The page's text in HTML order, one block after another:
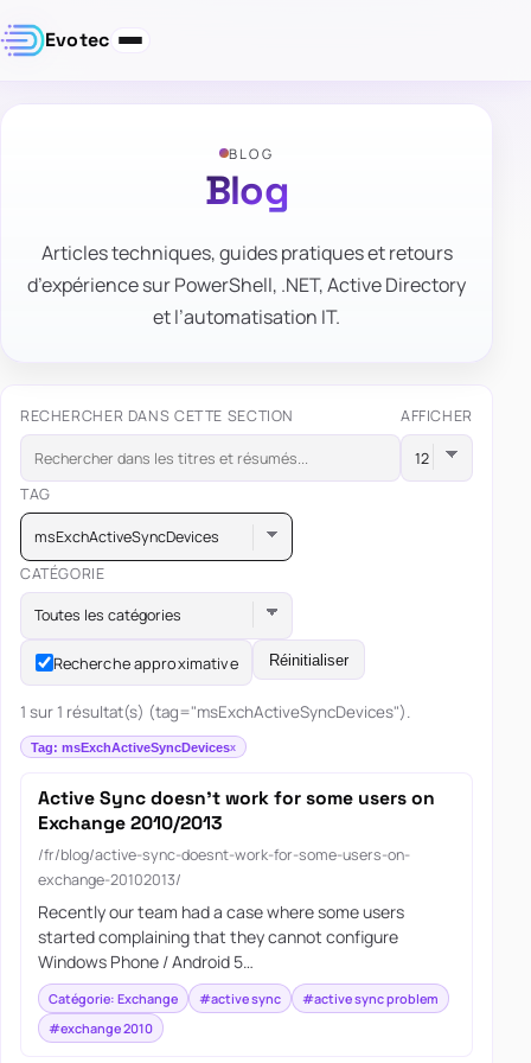
Evotec
BLOG
Blog
Articles techniques, guides pratiques et retours
d’expérience sur PowerShell, .NET, Active Directory
et l’automatisation IT.
RECHERCHER DANS CETTE SECTION AFFICHER
TAG
msExchActiveSyncDevices
CATÉGORIE
Toutes les catégories
Recherche approximative Réinitialiser
1 sur 1 résultat(s) (tag="msExchActiveSyncDevices").
Tag: msExchActiveSyncDevices
Active Sync doesn’t work for some users on
Exchange 2010/2013
/fr/blog/active-sync-doesnt-work-for-some-users-on-
exchange-20102013/
Recently our team had a case where some users
started complaining that they cannot configure
Windows Phone / Android 5…
Catégorie: Exchange #active sync
#active sync problem
#exchange 2010